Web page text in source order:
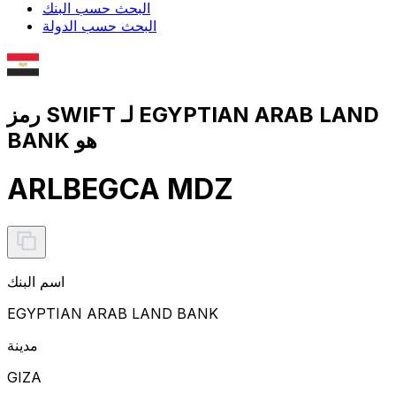
البحث حسب البنك
البحث حسب الدولة
رمز SWIFT لـ EGYPTIAN ARAB LAND
BANK هو
ARLBEGCA MDZ
اسم البنك
EGYPTIAN ARAB LAND BANK
مدينة
GIZA